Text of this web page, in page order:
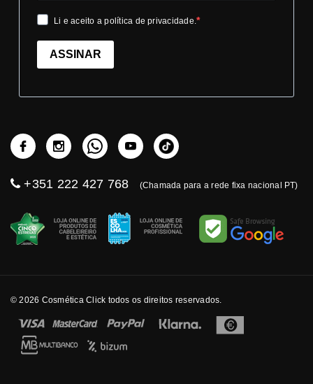
Li e aceito a política de privacidade.
ASSINAR
+351 222 427 768 (Chamada para a rede fixa nacional PT)
© 2026 Cosmética Click todos os direitos reservados.